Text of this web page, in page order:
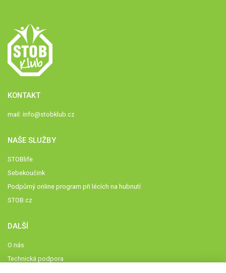
KONTAKT
mail: info@stobklub.cz
NAŠE SLUŽBY
STOBlife
Sebekoučink
Podpůrný online program při lécích na hubnutí
STOB.cz
DALŠÍ
O nás
Technická podpora